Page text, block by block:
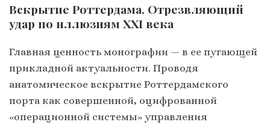
Вскрытие Роттердама. Отрезвляющий
удар по иллюзиям XXI века
Главная ценность монографии — в ее пугающей
прикладной актуальности. Проводя
анатомическое вскрытие Роттердамского
порта как совершенной, оцифрованной
«операционной системы» управления